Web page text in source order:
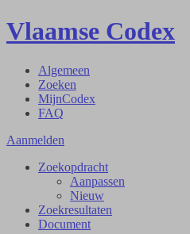
Vlaamse Codex
Algemeen
Zoeken
MijnCodex
FAQ
Aanmelden
Zoekopdracht
Aanpassen
Nieuw
Zoekresultaten
Document